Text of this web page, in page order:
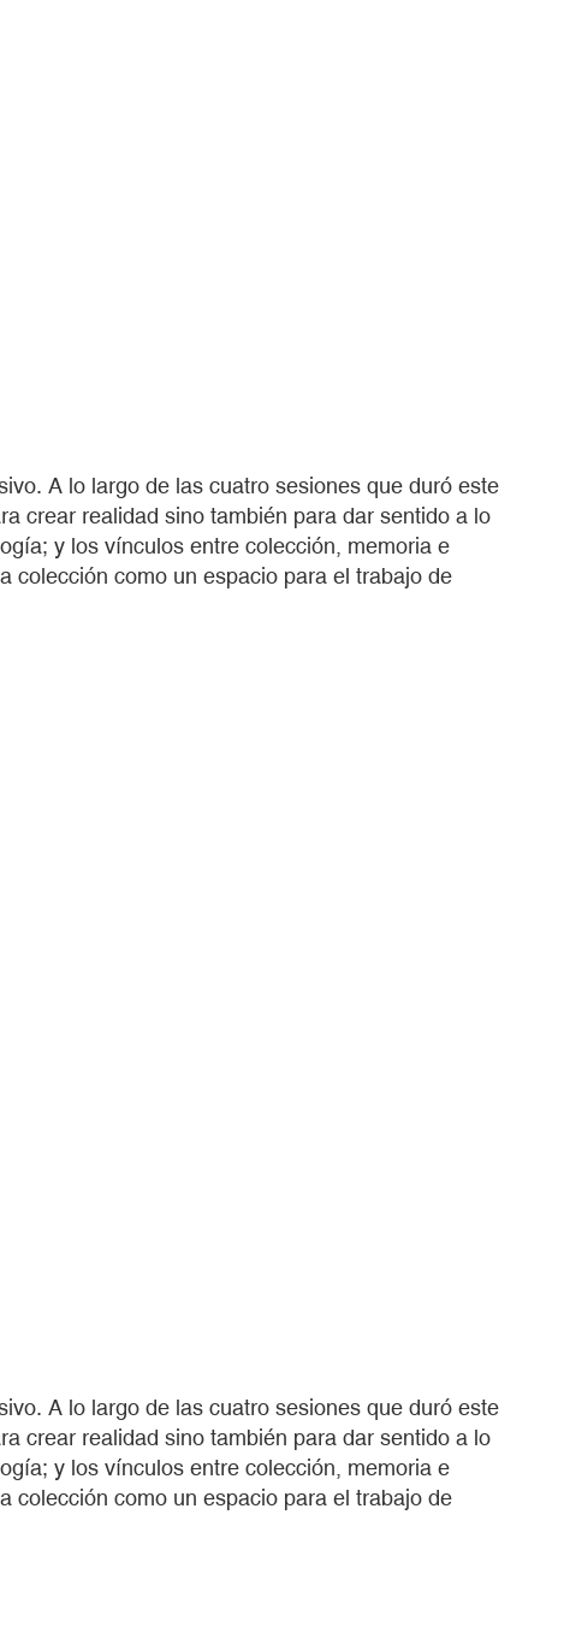
A lo largo de las cuatro sesiones que duró este
crear realidad sino también para dar sentido a lo
y los vínculos entre colección, memoria e
colección como un espacio para el trabajo de
A lo largo de las cuatro sesiones que duró este
crear realidad sino también para dar sentido a lo
y los vínculos entre colección, memoria e
colección como un espacio para el trabajo de